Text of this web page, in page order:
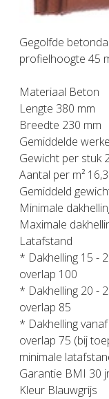
Gegolfde
profielhoogte 45
Materiaal Beton
Lengte 380 mm
Breedte 230 mm
Gemiddelde
Gewicht per stuk
Aantal per m²
Gemiddeld
Minimale
Maximale
Latafstand
* Dakhelling 15 -
overlap 100
* Dakhelling 20 -
overlap 85
* Dakhelling
overlap 75 (bij
minimale
Garantie BMI 30
Kleur Blauwgrijs